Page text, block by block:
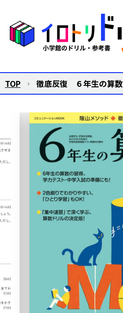
TOP 徹底反復 ６年生の算数